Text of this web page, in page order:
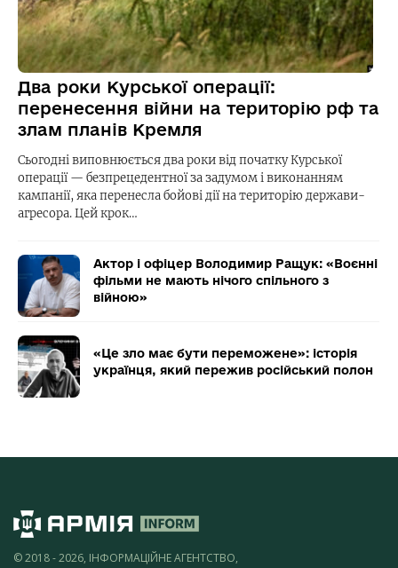
Два роки Курської операції:
перенесення війни на територію рф та
злам планів Кремля
Сьогодні виповнюється два роки від початку Курської
операції — безпрецедентної за задумом і виконанням
кампанії, яка перенесла бойові дії на територію держави-
агресора. Цей крок…
Актор і офіцер Володимир Ращук: «Воєнні
фільми не мають нічого спільного з
війною»
«Це зло має бути переможене»: історія
українця, який пережив російський полон
© 2018 - 2026, ІНФОРМАЦІЙНЕ АГЕНТСТВО,